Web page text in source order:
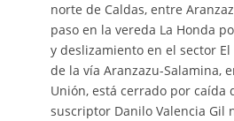
norte de Caldas, entre
paso en la vereda La Honda
y deslizamiento en el sector
de la vía Aranzazu-Salamina,
Unión, está cerrado por caída
suscriptor Danilo Valencia Gil